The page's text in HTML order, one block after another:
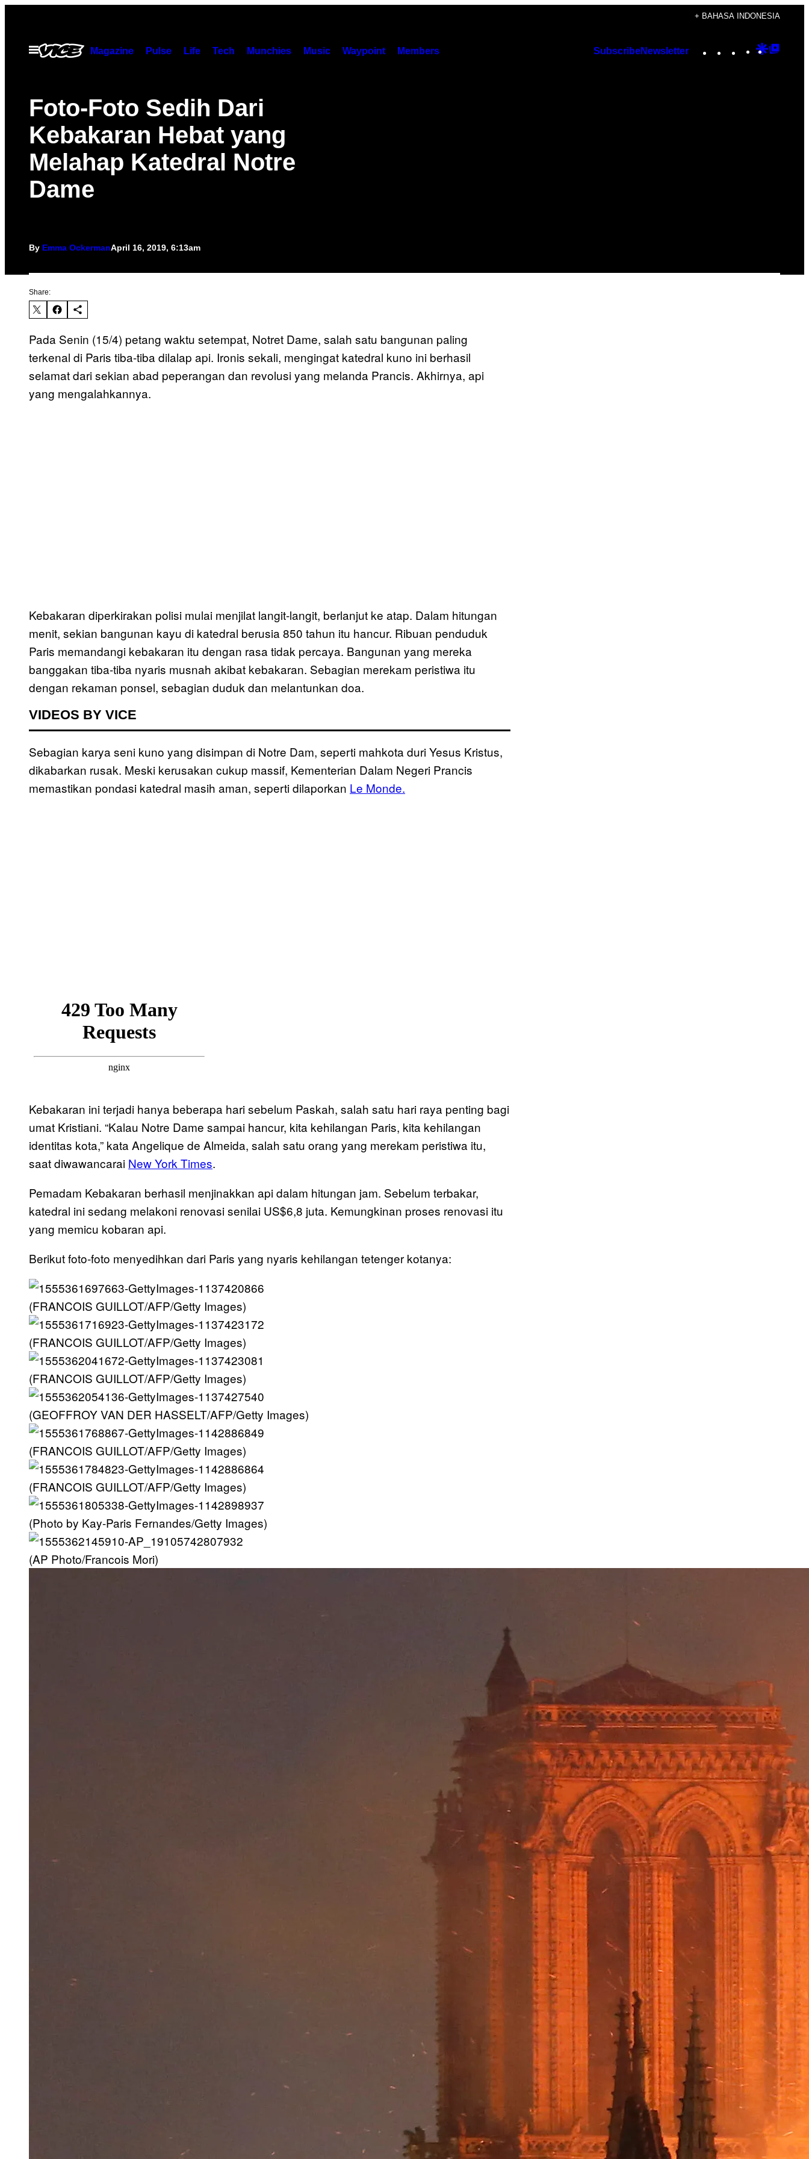
content
+ BAHASA INDONESIA
Open
Menu
Magazine Pulse Life Tech Munchies Music Waypoint Members SubscribeNewsletter Instagram
TikTok
YouTube
Google
Foto-Foto Sedih Dari
Kebakaran Hebat yang
Melahap Katedral Notre
Dame
By Emma OckermanApril 16, 2019, 6:13am
Share:
Pada Senin (15/4) petang waktu setempat, Notret Dame, salah satu bangunan paling
terkenal di Paris tiba-tiba dilalap api. Ironis sekali, mengingat katedral kuno ini berhasil
selamat dari sekian abad peperangan dan revolusi yang melanda Prancis. Akhirnya, api
yang mengalahkannya.
Kebakaran diperkirakan polisi mulai menjilat langit-langit, berlanjut ke atap. Dalam hitungan
menit, sekian bangunan kayu di katedral berusia 850 tahun itu hancur. Ribuan penduduk
Paris memandangi kebakaran itu dengan rasa tidak percaya. Bangunan yang mereka
banggakan tiba-tiba nyaris musnah akibat kebakaran. Sebagian merekam peristiwa itu
dengan rekaman ponsel, sebagian duduk dan melantunkan doa.
VIDEOS BY VICE
Sebagian karya seni kuno yang disimpan di Notre Dam, seperti mahkota duri Yesus Kristus,
dikabarkan rusak. Meski kerusakan cukup massif, Kementerian Dalam Negeri Prancis
memastikan pondasi katedral masih aman, seperti dilaporkan Le Monde.
Kebakaran ini terjadi hanya beberapa hari sebelum Paskah, salah satu hari raya penting bagi
umat Kristiani. “Kalau Notre Dame sampai hancur, kita kehilangan Paris, kita kehilangan
identitas kota,” kata Angelique de Almeida, salah satu orang yang merekam peristiwa itu,
saat diwawancarai New York Times.
Pemadam Kebakaran berhasil menjinakkan api dalam hitungan jam. Sebelum terbakar,
katedral ini sedang melakoni renovasi senilai US$6,8 juta. Kemungkinan proses renovasi itu
yang memicu kobaran api.
Berikut foto-foto menyedihkan dari Paris yang nyaris kehilangan tetenger kotanya:
(FRANCOIS GUILLOT/AFP/Getty Images)
(FRANCOIS GUILLOT/AFP/Getty Images)
(FRANCOIS GUILLOT/AFP/Getty Images)
(GEOFFROY VAN DER HASSELT/AFP/Getty Images)
(FRANCOIS GUILLOT/AFP/Getty Images)
(FRANCOIS GUILLOT/AFP/Getty Images)
(Photo by Kay-Paris Fernandes/Getty Images)
(AP Photo/Francois Mori)